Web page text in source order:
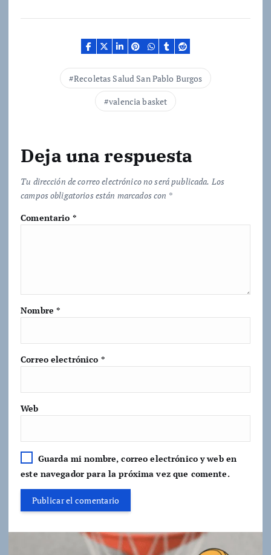
a
Recoletas Salud San Pablo Burgos
valencia basket
Deja una respuesta
Tu dirección de correo electrónico no será publicada. Los
campos obligatorios están marcados con *
Comentario *
Nombre*
Correo electrónico *
Web
Guarda mi nombre, correo electrónico y web en
este navegador para la próxima vez que comente.